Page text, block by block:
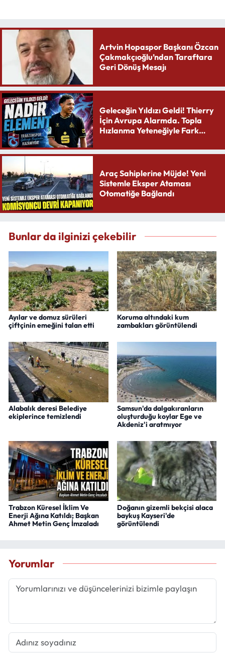
Artvin Hopaspor Başkanı Özcan
Çakmakçıoğlu’ndan Taraftara
Geri Dönüş Mesajı
Geleceğin Yıldızı Geldi! Thierry
İçin Avrupa Alarmda. Topla
Hızlanma Yeteneğiyle Fark
Araç Sahiplerine Müjde! Yeni
Sistemle Eksper Ataması
Otomatiğe Bağlandı
Bunlar da ilginizi çekebilir
Ayılar ve domuz sürüleri
çiftçinin emeğini talan etti
Koruma altındaki kum
zambakları görüntülendi
Alabalık deresi Belediye
ekiplerince temizlendi
Samsun'da dalgakıranların
oluşturduğu koylar Ege ve
Akdeniz'i aratmıyor
Trabzon Küresel İklim Ve
Enerji Ağına Katıldı; Başkan
Ahmet Metin Genç İmzaladı
Doğanın gizemli bekçisi alaca
baykuş Kayseri'de
görüntülendi
Yorumlar